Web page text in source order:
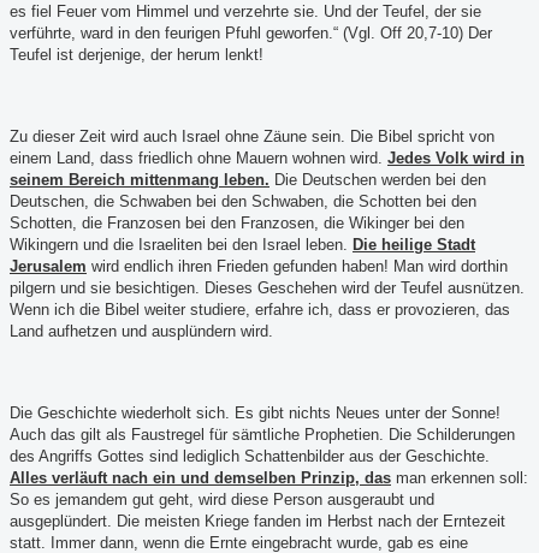
es fiel Feuer vom Himmel und verzehrte sie. Und der Teufel, der sie
verführte, ward in den feurigen Pfuhl geworfen.“ (Vgl. Off 20,7-10) Der
Teufel ist derjenige, der herum lenkt!
Zu dieser Zeit wird auch Israel ohne Zäune sein. Die Bibel spricht von
einem Land, dass friedlich ohne Mauern wohnen wird Jedes Volk wird in
seinem Bereich mittenmang leben. Die Deutschen werden bei den
Deutschen, die Schwaben bei den Schwaben, die Schotten bei den
Schotten, die Franzosen bei den Franzosen, die Wikinger bei den
Wikingern und die Israeliten bei den Israel leben.
Die heilige Stadt
Jerusalem wird endlich ihren Frieden gefunden haben! Man wird dorthin
pilgern und sie besichtigen. Dieses Geschehen wird der Teufel ausnützen.
Wenn ich die Bibel weiter studiere, erfahre ich, dass er provozieren, das
Land aufhetzen und ausplündern wird.
Die Geschichte wiederholt sich. Es gibt nichts Neues unter der Sonne!
Auch das gilt als Faustregel für sämtliche Prophetien. Die Schilderungen
des Angriffs Gottes sind lediglich Schattenbilder aus der Geschichte.
Alles verläuft nach ein und demselben Prinzip, das man erkennen soll:
So es jemandem gut geht, wird diese Person ausgeraubt und
ausgeplündert. Die meisten Kriege fanden im Herbst nach der Erntezeit
statt. Immer dann, wenn die Ernte eingebracht wurde, gab es eine